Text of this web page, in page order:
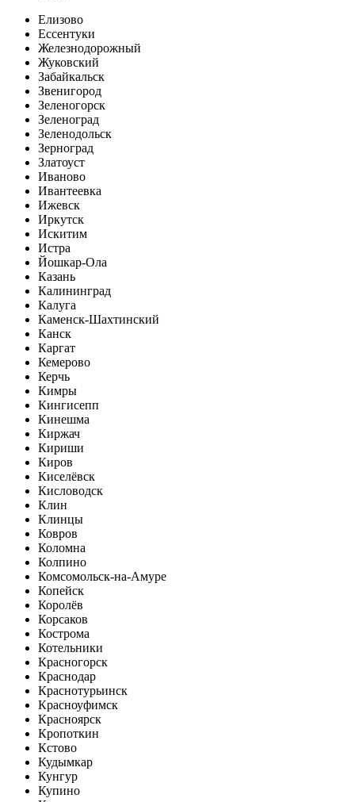
Елизово
Ессентуки
Железнодорожный
Жуковский
Забайкальск
Звенигород
Зеленогорск
Зеленоград
Зеленодольск
Зерноград
Златоуст
Иваново
Ивантеевка
Ижевск
Иркутск
Искитим
Истра
Йошкар-Ола
Казань
Калининград
Калуга
Каменск-Шахтинский
Канск
Каргат
Кемерово
Керчь
Кимры
Кингисепп
Кинешма
Киржач
Кириши
Киров
Киселёвск
Кисловодск
Клин
Клинцы
Ковров
Коломна
Колпино
Комсомольск-на-Амуре
Копейск
Королёв
Корсаков
Кострома
Котельники
Красногорск
Краснодар
Краснотурьинск
Красноуфимск
Красноярск
Кропоткин
Кстово
Кудымкар
Кунгур
Купино